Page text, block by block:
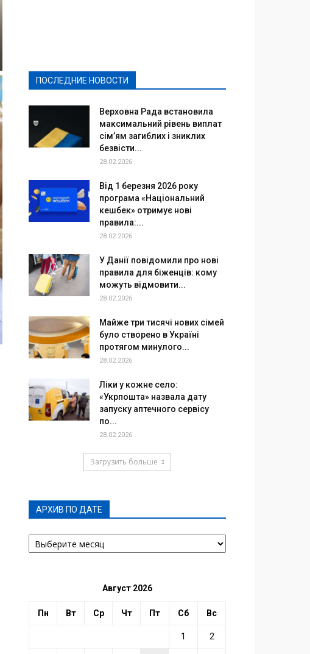
ПОСЛЕДНИЕ НОВОСТИ
Верховна Рада встановила
максимальний рівень виплат
сім’ям загиблих і зниклих
безвісти...
28.02.2026
Від 1 березня 2026 року
програма «Національний
кешбек» отримує нові
правила:...
28.02.2026
У Данії повідомили про нові
правила для біженців: кому
можуть відмовити...
28.02.2026
Майже три тисячі нових сімей
було створено в Україні
протягом минулого...
28.02.2026
Ліки у кожне село:
«Укрпошта» назвала дату
запуску аптечного сервісу
по...
28.02.2026
Загрузить больше
АРХИВ ПО ДАТЕ
АРХИВ
ПО
Август 2026
Пн Вт Ср Чт Пт Сб Вс
1 2